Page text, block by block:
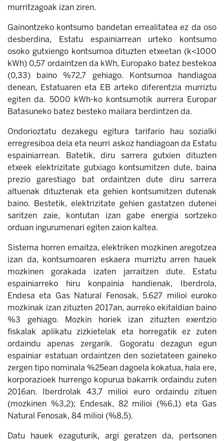
murritzagoak izan ziren.
Gainontzeko kontsumo bandetan errealitatea ez da oso
desberdina, Estatu espainiarrean urteko kontsumo
osoko gutxiengo kontsumoa dituzten etxeetan (k<1000
kWh) 0,57 ordaintzen da kWh, Europako batez bestekoa
(0,33) baino %72,7 gehiago. Kontsumoa handiagoa
denean, Estatuaren eta EB arteko diferentzia murriztu
egiten da. 5000 kWh-ko kontsumotik aurrera Europar
Batasuneko batez besteko mailara berdintzen da.
Ondorioztatu dezakegu egitura tarifario hau sozialki
erregresiboa dela eta neurri askoz handiagoan da Estatu
espainiarrean. Batetik, diru sarrera gutxien dituzten
etxeek elektrizitate gutxiago kontsumitzen dute, baina
prezio garestiago bat ordaintzen dute diru sarrera
altuenak dituztenak eta gehien kontsumitzen dutenak
baino. Bestetik, elektrizitate gehien gastatzen dutenei
saritzen zaie, kontutan izan gabe energia sortzeko
orduan ingurumenari egiten zaion kaltea.
Sistema horren emaitza, elektriken mozkinen aregotzea
izan da, kontsumoaren eskaera murriztu arren hauek
mozkinen gorakada izaten jarraitzen dute. Estatu
espainiarreko hiru konpainia handienak, Iberdrola,
Endesa eta Gas Natural Fenosak, 5.627 milioi euroko
mozkinak izan zituzten 2017an, aurreko ekitaldian baino
%3 gehiago. Mozkin horiek izan zituzten exentzio
fiskalak aplikatu zizkietelak eta horregatik ez zuten
ordaindu apenas zergarik. Gogoratu dezagun egun
espainiar estatuan ordaintzen den sozietateen gaineko
zergen tipo nominala %25ean dagoela kokatua, hala ere,
korporazioek hurrengo kopurua bakarrik ordaindu zuten
2016an. Iberdrolak 43,7 milioi euro ordaindu zituen
(mozkinen %3,2); Endesak, 82 milioi (%6,1) eta Gas
Natural Fenosak, 84 milioi (%8,5).
Datu hauek ezaguturik, argi geratzen da, pertsonen